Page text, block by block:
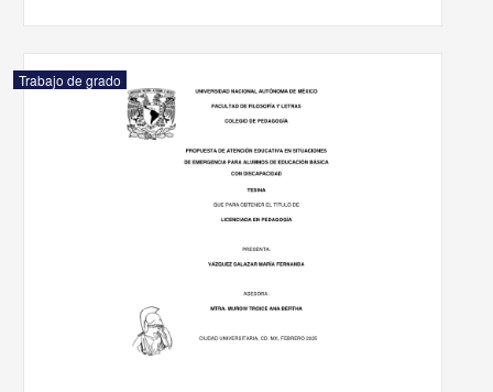
Trabajo de grado